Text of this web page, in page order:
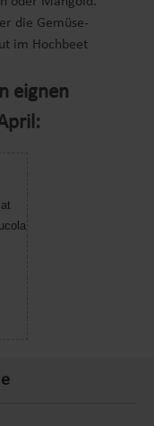
die Gemüse-
im Hochbeet
eignen